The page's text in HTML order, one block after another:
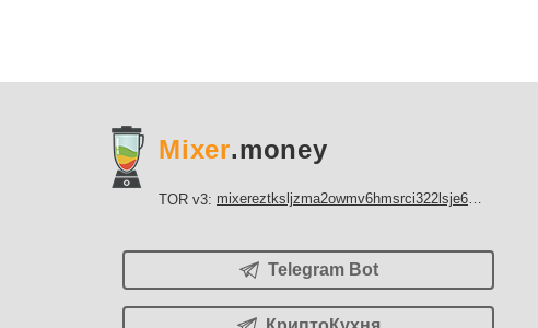
Mixer.money
TOR v3: mixereztksljzma2owmv6hmsrci322lsje6m3svicoddk3xbgvhd2fid.onion
Telegram Bot